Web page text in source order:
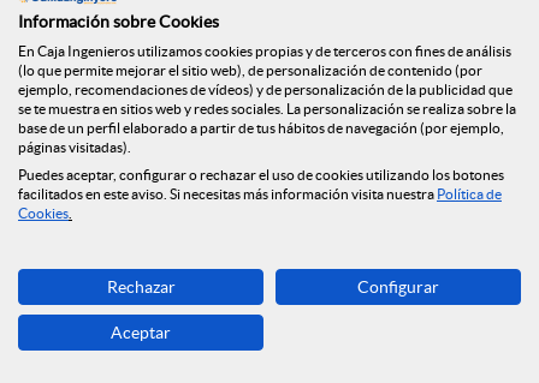
C
o
m
p
Noticias relacionadas
Caja Ingenieros refuerza su compromiso con la
economía social con su incorporación al Grupo
Clade
Caja Ingenieros refuerza su presencia en Madrid
Información sobre Cookies
En Caja Ingenieros utilizamos cookies propias y de terceros con fines de análisis
(lo que permite mejorar el sitio web), de personalización de contenido (por
ejemplo, recomendaciones de vídeos) y de personalización de la publicidad que
se te muestra en sitios web y redes sociales. La personalización se realiza sobre la
base de un perfil elaborado a partir de tus hábitos de navegación (por ejemplo,
páginas visitadas).
Puedes aceptar, configurar o rechazar el uso de cookies utilizando los botones
facilitados en este aviso. Si necesitas más información visita nuestra Política de
Cookies
Rechazar Configurar
Aceptar